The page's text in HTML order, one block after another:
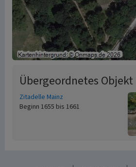
Übergeordnetes Objekt
Zitadelle Mainz
Beginn 1655 bis 1661